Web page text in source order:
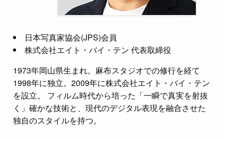
日本写真家協会(JPS)会員
株式会社エイト・バイ・テン 代表取締役
1973年岡山県生まれ。麻布スタジオでの修行を経て
1998年に独立。2009年に株式会社エイト・バイ・テン
を設立。 フィルム時代から培った「一瞬で真実を射抜
く」確かな技術と、現代のデジタル表現を融合させた
独自のスタイルを持つ。